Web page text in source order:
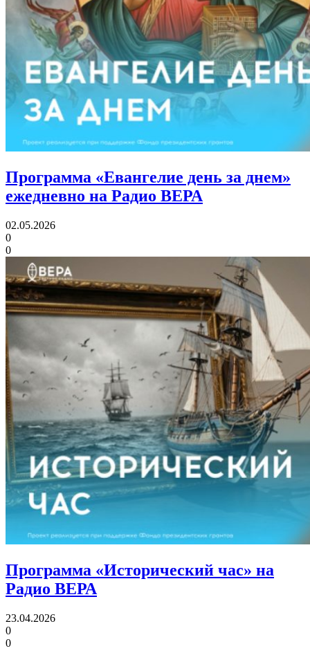
Программа «Евангелие день за днем»
ежедневно на Радио ВЕРА
02.05.2026
0
0
Программа «Исторический час» на
Радио ВЕРА
23.04.2026
0
0